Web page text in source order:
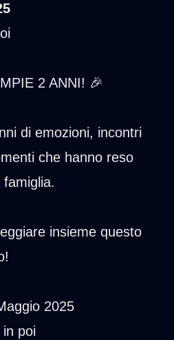
2 ANNI! 🎉
di emozioni, incontri
che hanno reso
famiglia.
insieme questo
2025
poi